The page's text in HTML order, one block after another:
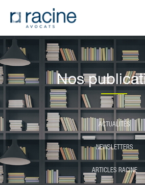
Nos
ACTUALITÉS
NEWSLETTERS
ARTICLES RACINE